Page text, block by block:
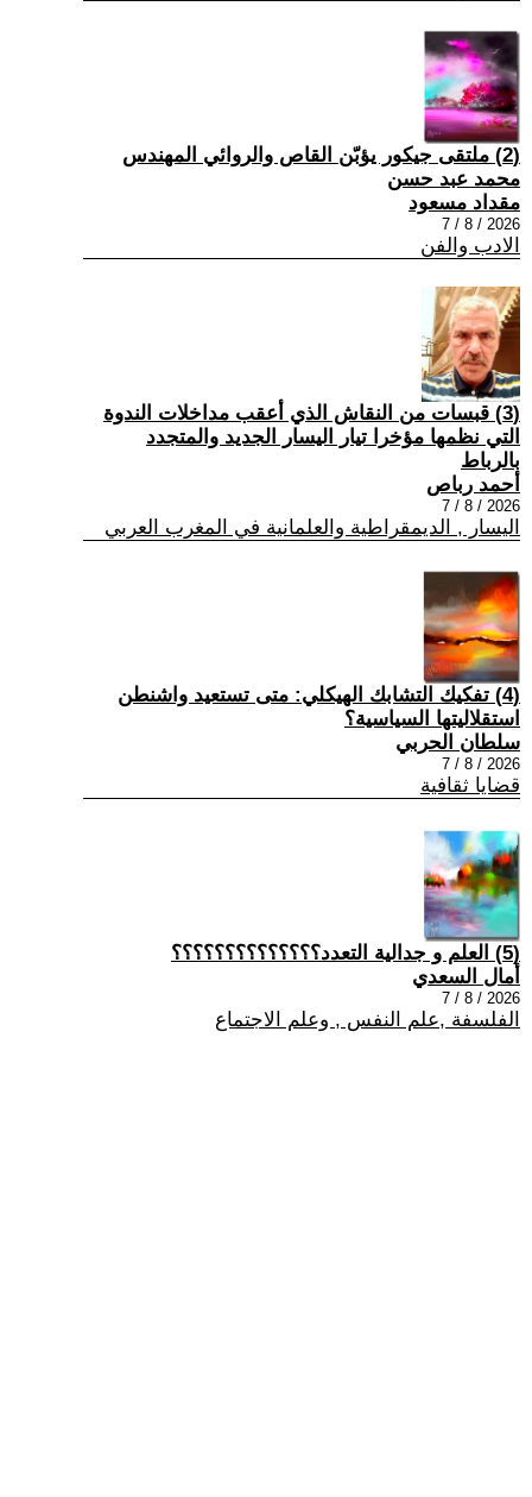
(2) ملتقى جيكور يؤبّن القاص والروائي المهندس
محمد عبد حسن
مقداد مسعود
2026 / 8 / 7
الادب والفن
(3) قبسات من النقاش الذي أعقب مداخلات الندوة
التي نظمها مؤخرا تيار اليسار الجديد والمتجدد
بالرباط
أحمد رباص
2026 / 8 / 7
اليسار , الديمقراطية والعلمانية في المغرب العربي
(4) تفكيك التشابك الهيكلي: متى تستعيد واشنطن
استقلاليتها السياسية؟
سلطان الحربي
2026 / 8 / 7
قضايا ثقافية
(5) العلم و جدالية التعدد؟؟؟؟؟؟؟؟؟؟؟؟؟؟
أمال السعدي
2026 / 8 / 7
الفلسفة ,علم النفس , وعلم الاجتماع